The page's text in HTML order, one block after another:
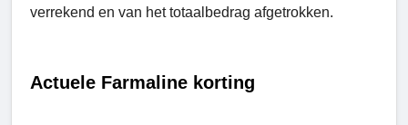
verrekend en van het totaalbedrag afgetrokken.
Actuele Farmaline korting